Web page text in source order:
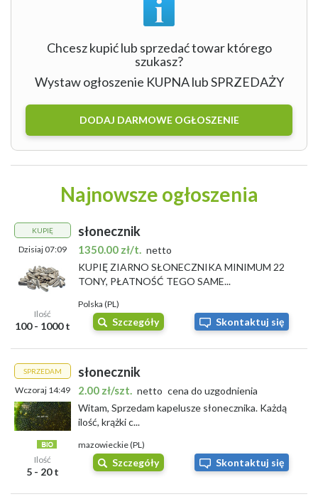
Chcesz kupić lub sprzedać towar którego
szukasz?
Wystaw ogłoszenie KUPNA lub SPRZEDAŻY
DODAJ DARMOWE OGŁOSZENIE
Najnowsze ogłoszenia
KUPIĘ
Dzisiaj 07:09
Ilość
100 - 1000 t
słonecznik
1350.00 zł/t.
netto
KUPIĘ ZIARNO SŁONECZNIKA MINIMUM 22
TONY, PŁATNOŚĆ TEGO SAME...
Polska (PL)
Szczegóły Skontaktuj się
SPRZEDAM
Wczoraj 14:49
Ilość
5 - 20 t
słonecznik
2.00 zł/szt. netto cena do uzgodnienia
Witam, Sprzedam kapelusze słonecznika. Każdą
ilość, krążki c...
mazowieckie (PL)
Szczegóły Skontaktuj się